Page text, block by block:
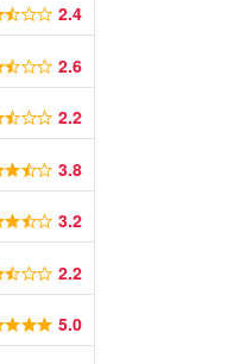
2.4
2.6
2.2
3.8
3.2
2.2
5.0